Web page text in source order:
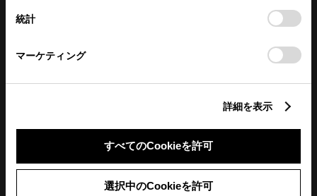
設定の変更、同意を撤回したりするにあたっては、当社の
「Cookie（クッキー）情報の取り扱いについて
」をご覧くだ
統計
マーケティング
詳細を表示
すべてのCookieを許可
選択中のCookieを許可